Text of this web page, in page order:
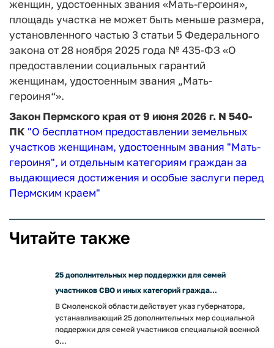
женщин, удостоенных звания «Мать-героиня»,
площадь участка не может быть меньше размера,
установленного частью 3 статьи 5 Федерального
закона от 28 ноября 2025 года № 435-ФЗ «О
предоставлении социальных гарантий
женщинам, удостоенным звания „Мать-
героиня“».
Закон Пермского края от 9 июня 2026 г. N 540-
ПК "О бесплатном предоставлении земельных
участков женщинам, удостоенным звания "Мать-
героиня", и отдельным категориям граждан за
выдающиеся достижения и особые заслуги перед
Пермским краем"
Читайте также
25 дополнительных мер поддержки для семей
участников СВО и иных категорий гражда...
В Смоленской области действует указ губернатора,
устанавливающий 25 дополнительных мер социальной
поддержки для семей участников специальной военной
о...